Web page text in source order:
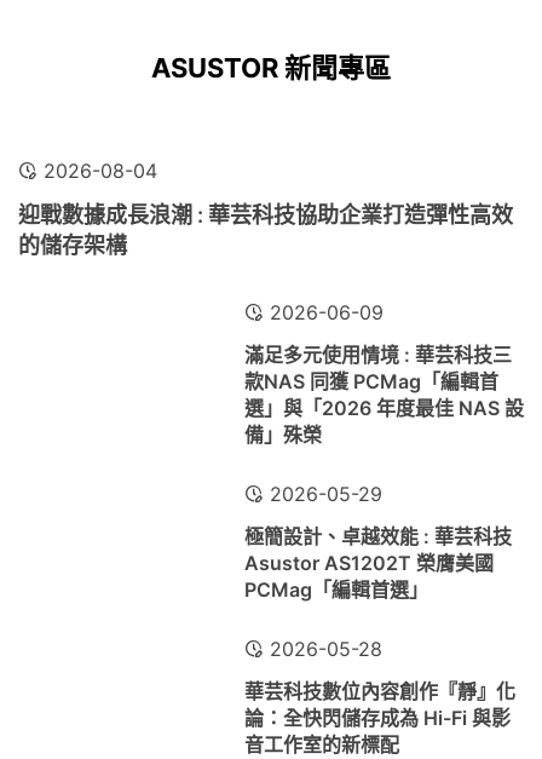
ASUSTOR 新聞專區
2026-08-04
迎戰數據成長浪潮 : 華芸科技協助企業打造彈性高效
的儲存架構
2026-06-09
滿足多元使用情境 : 華芸科技三
款NAS 同獲 PCMag「編輯首
選」與「2026 年度最佳 NAS 設
備」殊榮
2026-05-29
極簡設計、卓越效能 : 華芸科技
Asustor AS1202T 榮膺美國
PCMag「編輯首選」
2026-05-28
華芸科技數位內容創作『靜』化
論：全快閃儲存成為 Hi-Fi 與影
音工作室的新標配